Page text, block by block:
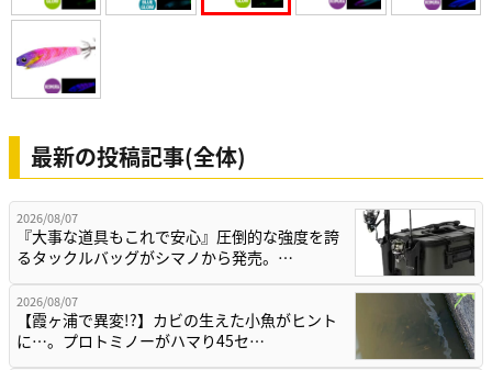
最新の投稿記事(全体)
2026/08/07
『大事な道具もこれで安心』圧倒的な強度を誇
るタックルバッグがシマノから発売。…
2026/08/07
【霞ヶ浦で異変!?】カビの生えた小魚がヒント
に…。プロトミノーがハマり45セ…